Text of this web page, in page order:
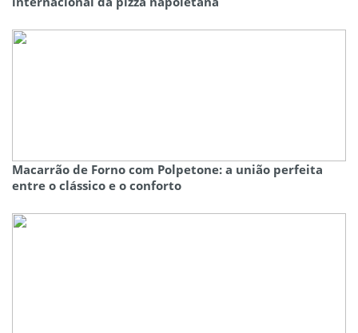
Macarrão de Forno com Polpetone: a união perfeita
entre o clássico e o conforto